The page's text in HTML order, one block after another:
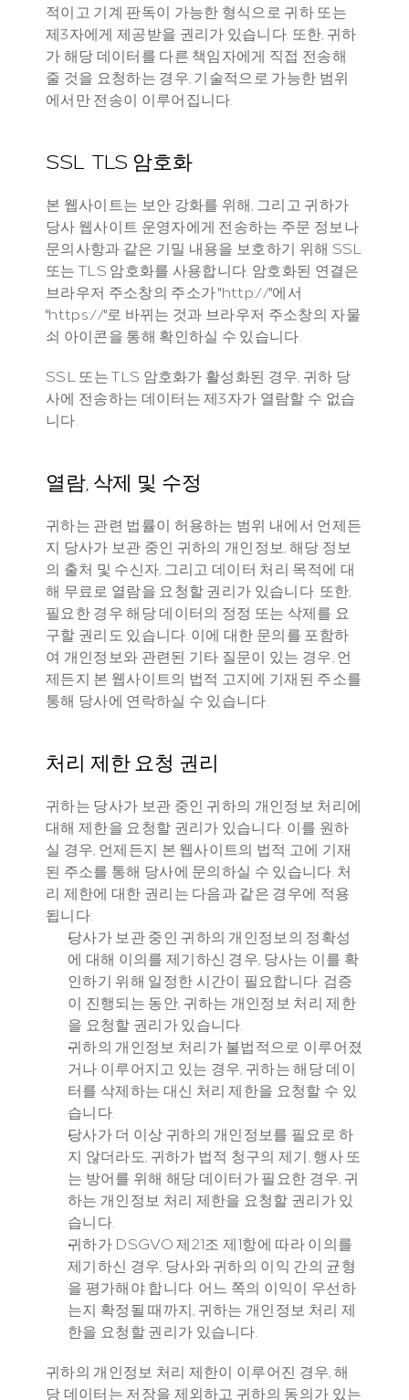
적이고 기계 판독이 가능한 형식으로 귀하 또는
제3자에게 제공받을 권리가 있습니다. 또한, 귀하
가 해당 데이터를 다른 책임자에게 직접 전송해
줄 것을 요청하는 경우, 기술적으로 가능한 범위
에서만 전송이 이루어집니다.
SSL  TLS 암호화
본 웹사이트는 보안 강화를 위해, 그리고 귀하가
당사 웹사이트 운영자에게 전송하는 주문 정보나
문의사항과 같은 기밀 내용을 보호하기 위해 SSL
또는 TLS 암호화를 사용합니다. 암호화된 연결은
브라우저 주소창의 주소가 "http://"에서
"https://"로 바뀌는 것과 브라우저 주소창의 자물
쇠 아이콘을 통해 확인하실 수 있습니다.
SSL 또는 TLS 암호화가 활성화된 경우, 귀하 당
사에 전송하는 데이터는 제3자가 열람할 수 없습
니다.
열람, 삭제 및 수정
귀하는 관련 법률이 허용하는 범위 내에서 언제든
지 당사가 보관 중인 귀하의 개인정보, 해당 정보
의 출처 및 수신자, 그리고 데이터 처리 목적에 대
해 무료로 열람을 요청할 권리가 있습니다. 또한,
필요한 경우 해당 데이터의 정정 또는 삭제를 요
구할 권리도 있습니다. 이에 대한 문의를 포함하
여 개인정보와 관련된 기타 질문이 있는 경우, 언
제든지 본 웹사이트의 법적 고지에 기재된 주소를
통해 당사에 연락하실 수 있습니다.
처리 제한 요청 권리
귀하는 당사가 보관 중인 귀하의 개인정보 처리에
대해 제한을 요청할 권리가 있습니다. 이를 원하
실 경우, 언제든지 본 웹사이트의 법적 고에 기재
된 주소를 통해 당사에 문의하실 수 있습니다. 처
리 제한에 대한 권리는 다음과 같은 경우에 적용
됩니다:
당사가 보관 중인 귀하의 개인정보의 정확성
에 대해 이의를 제기하신 경우, 당사는 이를 확
인하기 위해 일정한 시간이 필요합니다. 검증
이 진행되는 동안, 귀하는 개인정보 처리 제한
을 요청할 권리가 있습니다.
귀하의 개인정보 처리가 불법적으로 이루어졌
거나 이루어지고 있는 경우, 귀하는 해당 데이
터를 삭제하는 대신 처리 제한을 요청할 수 있
습니다.
당사가 더 이상 귀하의 개인정보를 필요로 하
지 않더라도, 귀하가 법적 청구의 제기, 행사 또
는 방어를 위해 해당 데이터가 필요한 경우, 귀
하는 개인정보 처리 제한을 요청할 권리가 있
습니다.
귀하가 DSGVO 제21조 제1항에 따라 이의를
제기하신 경우, 당사와 귀하의 이익 간의 균형
을 평가해야 합니다. 어느 쪽의 이익이 우선하
는지 확정될 때까지, 귀하는 개인정보 처리 제
한을 요청할 권리가 있습니다.
귀하의 개인정보 처리 제한이 이루어진 경우, 해
당 데이터는 저장을 제외하고 귀하의 동의가 있는